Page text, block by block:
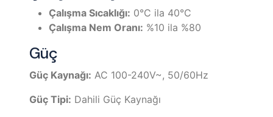
Çalışma Sıcaklığı: 0°C ila 40°C
Çalışma Nem Oranı: %10 ila %80
Güç
Güç Kaynağı: AC 100-240V~, 50/60Hz
Güç Tipi: Dahili Güç Kaynağı